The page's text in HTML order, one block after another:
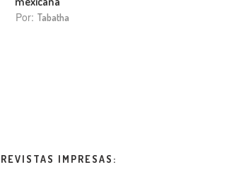
Por: Tabatha
REVISTAS IMPRESAS: